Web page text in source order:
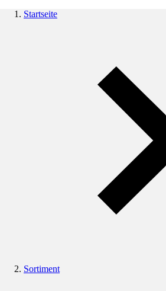
Startseite
Sortiment